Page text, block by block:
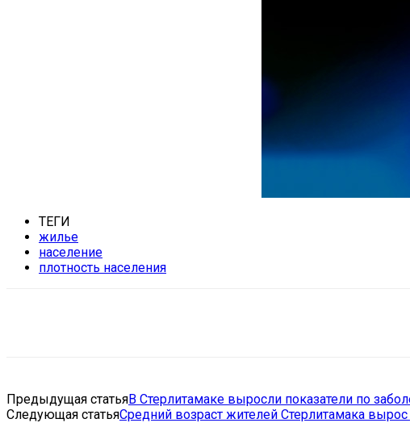
ТЕГИ
жилье
население
плотность населения
Предыдущая статьяВ Стерлитамаке выросли показатели по
Следующая статьяСредний возраст жителей Стерлитамака вырос